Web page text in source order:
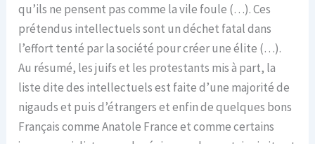
qu’ils ne pensent pas comme la vile foule (…). Ces
prétendus intellectuels sont un déchet fatal dans
l’effort tenté par la société pour créer une élite (…).
Au résumé, les juifs et les protestants mis à part, la
liste dite des intellectuels est faite d’une majorité de
nigauds et puis d’étrangers et enfin de quelques bons
Français comme Anatole France et comme certains